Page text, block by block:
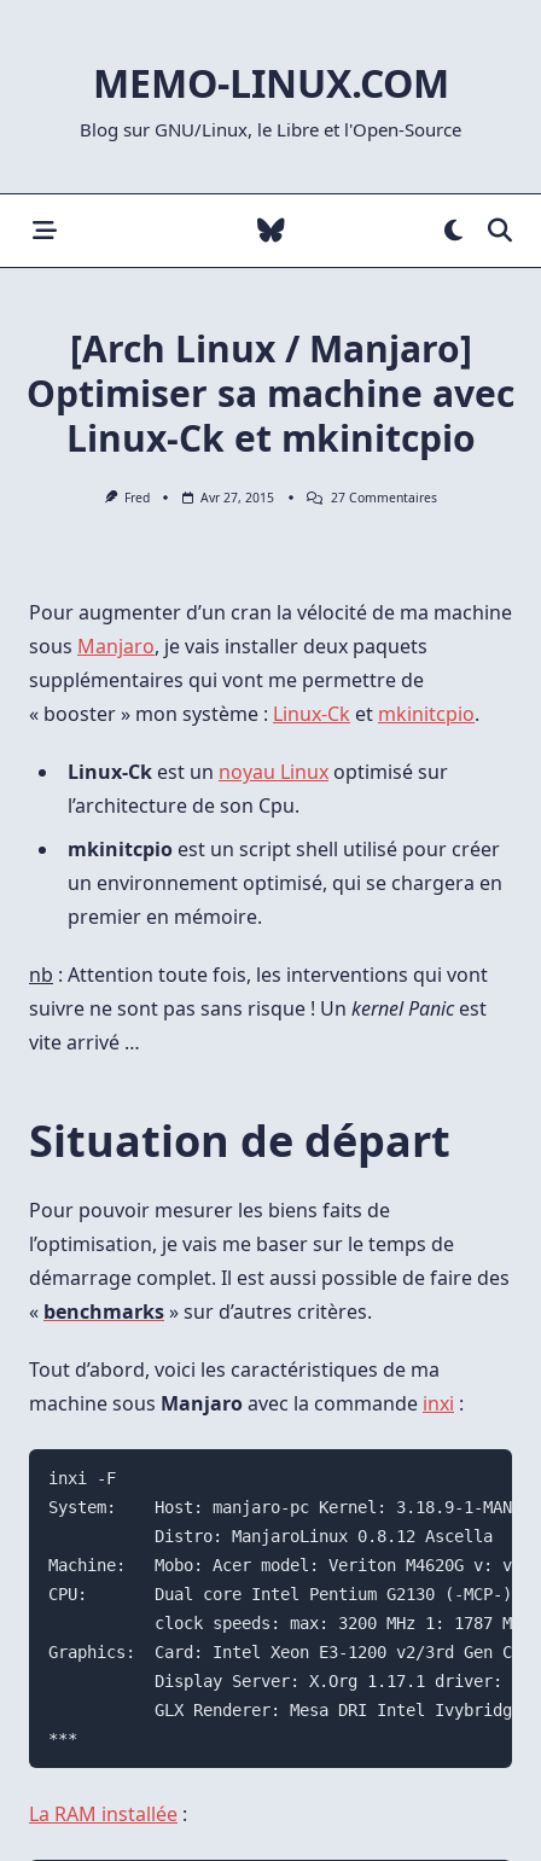
MEMO-LINUX.COM
Blog sur GNU/Linux, le Libre et l'Open-Source
[Arch Linux / Manjaro]
Optimiser sa machine avec
Linux-Ck et mkinitcpio
Fred Avr 27, 2015 27 CommentairesSur
Sa
Machine
Mkinitcpio
Pour augmenter d’un cran la vélocité de ma machine
sous Manjaro, je vais installer deux paquets
supplémentaires qui vont me permettre de
« booster » mon système : Linux-Ck et mkinitcpio.
Linux-Ck est un noyau Linux optimisé sur
l’architecture de son Cpu.
mkinitcpio est un script shell utilisé pour créer
un environnement optimisé, qui se chargera en
premier en mémoire.
nb : Attention toute fois, les interventions qui vont
suivre ne sont pas sans risque ! Un kernel Panicest
vite arrivé …
Situation de départ
Pour pouvoir mesurer les biens faits de
l’optimisation, je vais me baser sur le temps de
démarrage complet. Il est aussi possible de faire des
« benchmarks» sur d’autres critères.
Tout d’abord, voici les caractéristiques de ma
machine sous Manjaroavec la commande inxi :
inxi -F
System:    Host: manjaro-pc Kernel: 3.18.9-1-
           Distro: ManjaroLinux 0.8.12 Ascella
Machine:   Mobo: Acer model: Veriton M4620G v:
CPU:       Dual core Intel Pentium G2130 (-MCP-)
clock speeds: max: 3200 MHz 1: 1787 MHz
Graphics:  Card: Intel Xeon E3-1200 v2/3rd Gen
Display Server: X.Org 1.17.1 driver:
GLX Renderer: Mesa DRI Intel Ivybridge
La RAM installée :